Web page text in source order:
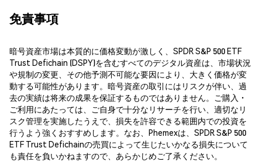
免責事項
暗号資産市場は本質的に価格変動が激しく、SPDR S&P 500 ETF
Trust Defichain (DSPY)を含むすべてのデジタル資産は、市場状況
や規制の変更、その他予測不可能な要因により、大きく価格が変
動する可能性があります。暗号資産の取引にはリスクが伴い、過
去の実績は将来の成果を保証するものではありません。ご購入・
ご利用にあたっては、ご自身で十分なリサーチを行い、適切なリ
スク管理を実施したうえで、損失を許容できる範囲内での投資を
行うよう強くおすすめします。なお、Phemexは、SPDR S&P 500
ETF Trust Defichainの売買によって生じたいかなる損失について
も責任を負いかねますので、あらかじめご了承ください。